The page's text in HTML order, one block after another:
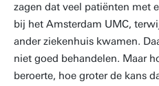
zagen dat veel patiënten met
bij het Amsterdam UMC,
ander ziekenhuis kwamen.
niet goed behandelen. Maar
beroerte, hoe groter de kans